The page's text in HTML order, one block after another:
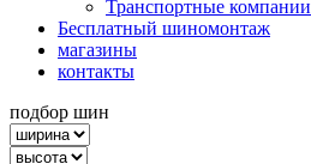
Транспортные компании
Бесплатный шиномонтаж
магазины
контакты
подбор шин